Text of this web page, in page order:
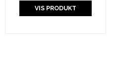
VIS PRODUKT